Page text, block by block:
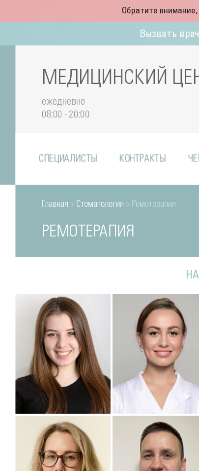
Обратите
Вызвать
МЕДИЦИНСКИЙ
ежедневно
08:00 - 20:00
СПЕЦИАЛИСТЫ КОНТРАКТЫ
Главная > Стоматология > Ремотерапия
РЕМОТЕРАПИЯ
Подробнее
Джумаева
Амина
Стоматолог-ортопед
Подробнее
о
Стоматолог-терапевт